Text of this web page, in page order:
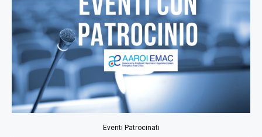
Eventi Patrocinati